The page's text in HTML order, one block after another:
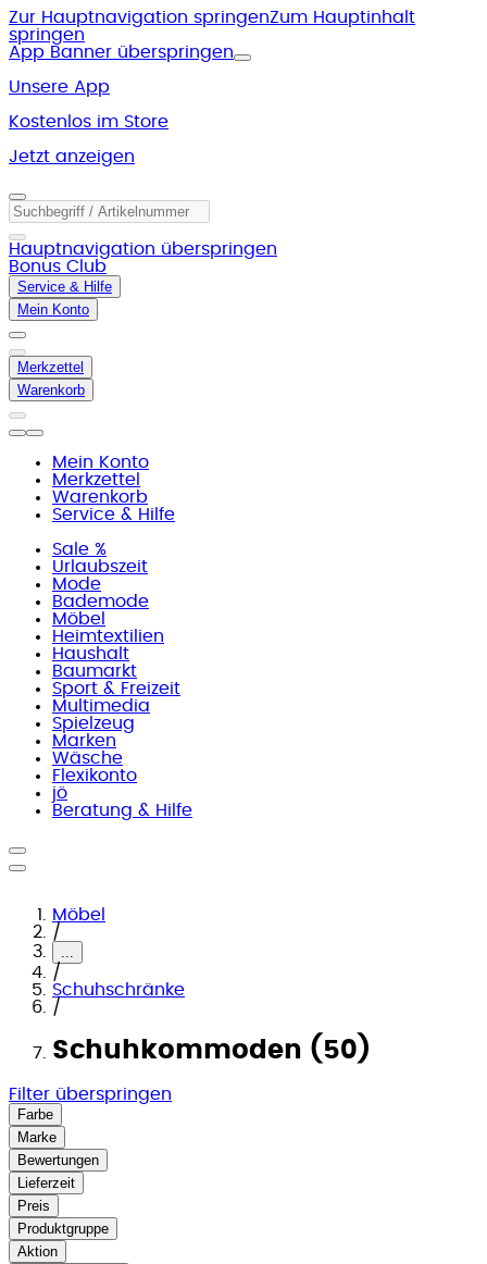
Zur Hauptnavigation springenZum Hauptinhalt
springen
App Banner überspringen
Unsere App
Kostenlos im Store
Jetzt anzeigen
Hauptnavigation überspringen
Bonus Club
Service & Hilfe
Mein Konto
Merkzettel
Warenkorb
Mein Konto
Merkzettel
Warenkorb
Service & Hilfe
Sale %
Urlaubszeit
Mode
Bademode
Möbel
Heimtextilien
Haushalt
Baumarkt
Sport & Freizeit
Multimedia
Spielzeug
Marken
Wäsche
Flexikonto
jö
Beratung & Hilfe
Möbel
/
...
/
Schuhschränke
/
Schuhkommoden (50)
Filter überspringen
Farbe
Marke
Bewertungen
Lieferzeit
Preis
Produktgruppe
Aktion